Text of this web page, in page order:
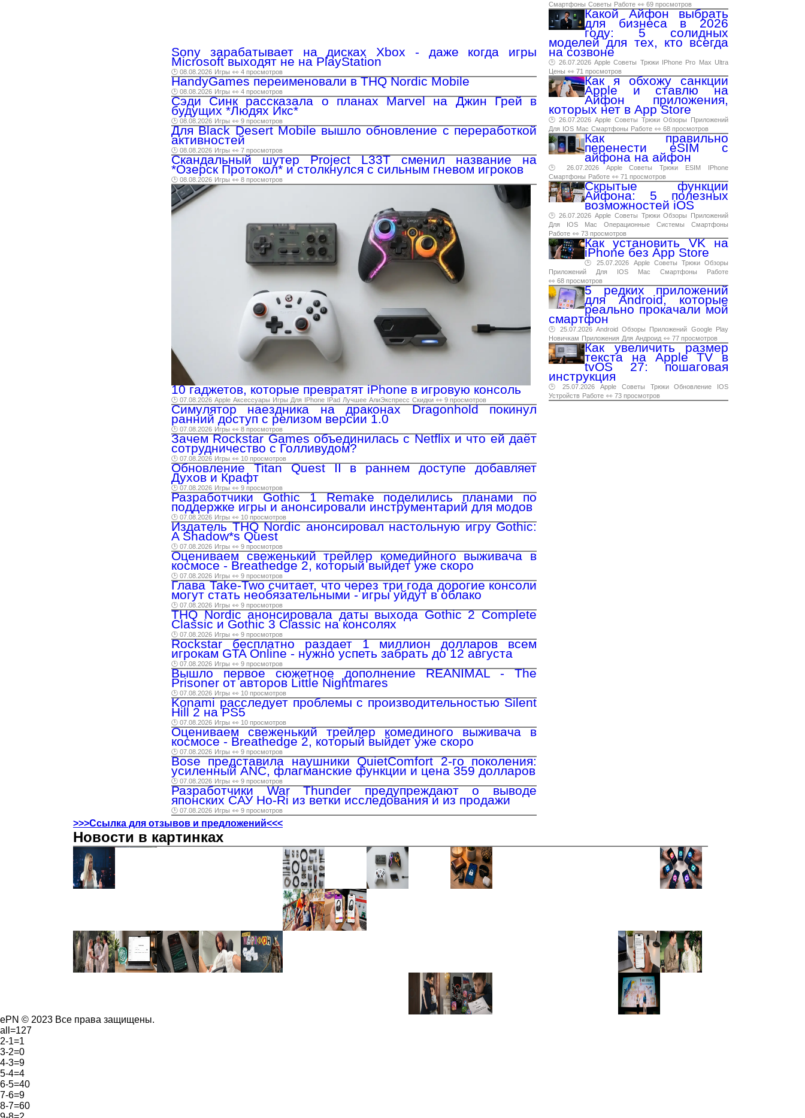
Sony зарабатывает на дисках Xbox - даже когда игры
Microsoft выходят не на PlayStation
🕑 08.08.2026 Игры 👀 4 просмотров
HandyGames переименовали в THQ Nordic Mobile
🕑 08.08.2026 Игры 👀 4 просмотров
Сэди Синк рассказала о планах Marvel на Джин Грей в
будущих *Людях Икс*
🕑 08.08.2026 Игры 👀 9 просмотров
Для Black Desert Mobile вышло обновление с переработкой
активностей
🕑 08.08.2026 Игры 👀 7 просмотров
Скандальный шутер Project L33T сменил название на
*Озерск Протокол* и столкнулся с сильным гневом игроков
🕑 08.08.2026 Игры 👀 8 просмотров
10 гаджетов, которые превратят iPhone в игровую консоль
🕑 07.08.2026 Apple Аксессуары Игры Для IPhone IPad Лучшее АлиЭкспресс Скидки 👀 9 просмотров
Симулятор наездника на драконах Dragonhold покинул
ранний доступ с релизом версии 1.0
🕑 07.08.2026 Игры 👀 8 просмотров
Зачем Rockstar Games объединилась с Netflix и что ей даёт
сотрудничество с Голливудом?
🕑 07.08.2026 Игры 👀 10 просмотров
Обновление Titan Quest II в раннем доступе добавляет
Духов и Крафт
🕑 07.08.2026 Игры 👀 9 просмотров
Разработчики Gothic 1 Remake поделились планами по
поддержке игры и анонсировали инструментарий для модов
🕑 07.08.2026 Игры 👀 10 просмотров
Издатель THQ Nordic анонсировал настольную игру Gothic:
A Shadow*s Quest
🕑 07.08.2026 Игры 👀 9 просмотров
Оцениваем свеженький трейлер комедийного выживача в
космосе - Breathedge 2, который выйдет уже скоро
🕑 07.08.2026 Игры 👀 9 просмотров
Глава Take-Two считает, что через три года дорогие консоли
могут стать необязательными - игры уйдут в облако
🕑 07.08.2026 Игры 👀 9 просмотров
THQ Nordic анонсировала даты выхода Gothic 2 Complete
Classic и Gothic 3 Classic на консолях
🕑 07.08.2026 Игры 👀 9 просмотров
Rockstar бесплатно раздает 1 миллион долларов всем
игрокам GTA Online - нужно успеть забрать до 12 августа
🕑 07.08.2026 Игры 👀 9 просмотров
Вышло первое сюжетное дополнение REANIMAL - The
Prisoner от авторов Little Nightmares
🕑 07.08.2026 Игры 👀 10 просмотров
Konami расследует проблемы с производительностью Silent
Hill 2 на PS5
🕑 07.08.2026 Игры 👀 10 просмотров
Оцениваем свеженький трейлер комединого выживача в
космосе - Breathedge 2, который выйдет уже скоро
🕑 07.08.2026 Игры 👀 9 просмотров
Bose представила наушники QuietComfort 2-го поколения:
усиленный ANC, флагманские функции и цена 359 долларов
🕑 07.08.2026 Игры 👀 9 просмотров
Разработчики War Thunder предупреждают о выводе
японских САУ Ho-Ri из ветки исследования и из продажи
🕑 07.08.2026 Игры 👀 9 просмотров
Смартфоны Советы Работе 👀 69 просмотров
Какой Айфон выбрать
для бизнеса в 2026
году: 5 солидных
моделей для тех, кто всегда
на созвоне
🕑 26.07.2026 Apple Советы Трюки IPhone Pro Max Ultra
Цены 👀 71 просмотров
Как я обхожу санкции
Apple и ставлю на
Айфон приложения,
которых нет в App Store
🕑 26.07.2026 Apple Советы Трюки Обзоры
Приложений
Для IOS Mac Смартфоны Работе 👀 68 просмотров
Как правильно
перенести eSIM с
айфона на айфон
🕑 26.07.2026 Apple Советы Трюки ESIM
IPhone
Смартфоны Работе 👀 71 просмотров
Скрытые функции
Айфона: 5 полезных
возможностей iOS
🕑 26.07.2026 Apple Советы Трюки Обзоры
Приложений
Для
IOS Mac Операционные Системы
Смартфоны
Работе 👀 73 просмотров
Как установить VK на
iPhone без App Store
🕑 25.07.2026 Apple Советы Трюки Обзоры
Приложений
Для IOS Mac Смартфоны
Работе
👀 68 просмотров
5 редких приложений
для Android, которые
реально прокачали мой
смартфон
🕑 25.07.2026 Android Обзоры Приложений Google
Play
Новичкам Приложения Для Андроид 👀 77 просмотров
Как увеличить размер
текста на Apple TV в
tvOS 27: пошаговая
инструкция
🕑 25.07.2026 Apple Советы Трюки Обновление
IOS
Устройств Работе 👀 73 просмотров
>>>Ссылка для отзывов и предложений<<<
Новости в картинках
ePN © 2023 Все права защищены.
all=127
2-1=1
3-2=0
4-3=9
5-4=4
6-5=40
7-6=9
8-7=60